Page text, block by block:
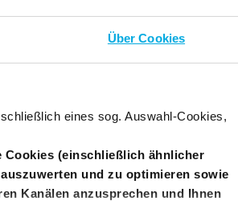
Über Cookies
eines sog. Auswahl-Cookies,
(einschließlich ähnlicher
und zu optimieren sowie
Kanälen anzusprechen und Ihnen